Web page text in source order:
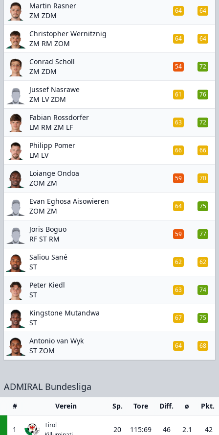
Martin Rasner
ZM ZDM
64 64
Christopher Wernitznig
ZM RM ZOM
64 64
Conrad Scholl
ZM ZDM
54 72
Jussef Nasrawe
ZM LV ZDM
61 76
Fabian Rossdorfer
LM RM ZM LF
63 72
Philipp Pomer
LM LV
66 66
Loiange Ondoa
ZOM ZM
59 70
Evan Eghosa Aisowieren
ZOM ZM
64 75
Joris Boguo
RF ST RM
59 77
Saliou Sané
ST
62 62
Peter Kiedl
ST
63 74
Kingstone Mutandwa
ST
67 75
Antonio van Wyk
ST ZOM
64 68
ADMIRAL Bundesliga
# Verein Sp. Tore Diff. ø Pkt.
1
Tirol
20 115:69 46 2.1 42